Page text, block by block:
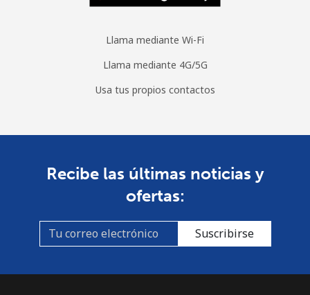
Llama mediante Wi-Fi
Llama mediante 4G/5G
Usa tus propios contactos
Recibe las últimas noticias y
ofertas:
Suscribirse